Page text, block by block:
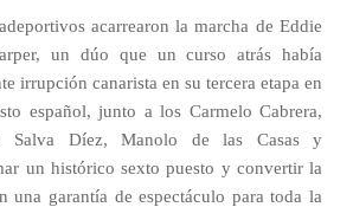
acarrearon la marcha de Eddie
un dúo que un curso atrás había
irrupción canarista en su tercera etapa en
español, junto a los Carmelo Cabrera,
Salva Díez, Manolo de las Casas y
un histórico sexto puesto y convertir la
una garantía de espectáculo para toda la